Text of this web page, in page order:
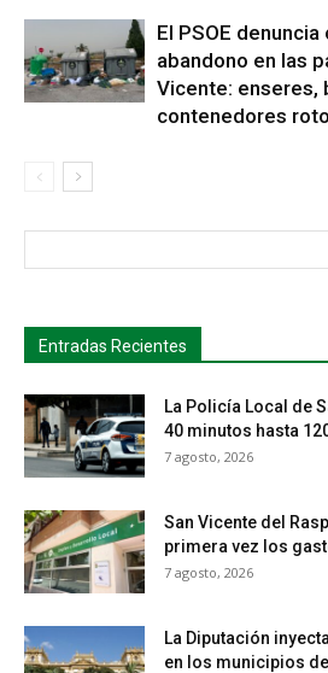
El PSOE
abandono en las
Vicente: enseres,
contenedores
Entradas Recientes
La Policía Local de
40 minutos hasta
7 agosto, 2026
San Vicente del
primera vez los
7 agosto, 2026
La Diputación
en los municipios